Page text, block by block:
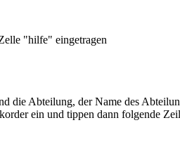
"hilfe" eingetragen
Abteilung, der Name des
ein und tippen dann folgende